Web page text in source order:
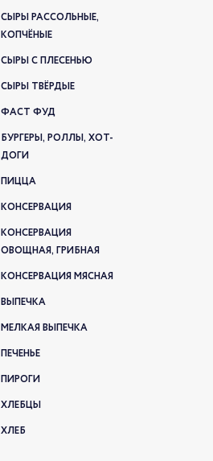
СЫРЫ РАССОЛЬНЫЕ,
КОПЧЁНЫЕ
СЫРЫ С ПЛЕСЕНЬЮ
СЫРЫ ТВЁРДЫЕ
ФАСТ ФУД
БУРГЕРЫ, РОЛЛЫ, ХОТ-
ДОГИ
ПИЦЦА
КОНСЕРВАЦИЯ
КОНСЕРВАЦИЯ
ОВОЩНАЯ, ГРИБНАЯ
КОНСЕРВАЦИЯ МЯСНАЯ
ВЫПЕЧКА
МЕЛКАЯ ВЫПЕЧКА
ПЕЧЕНЬЕ
ПИРОГИ
ХЛЕБЦЫ
ХЛЕБ